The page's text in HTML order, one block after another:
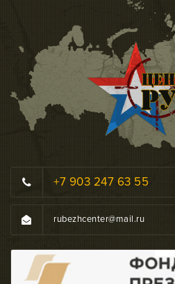
+7 903 247 63 55
rubezhcenter@mail.ru